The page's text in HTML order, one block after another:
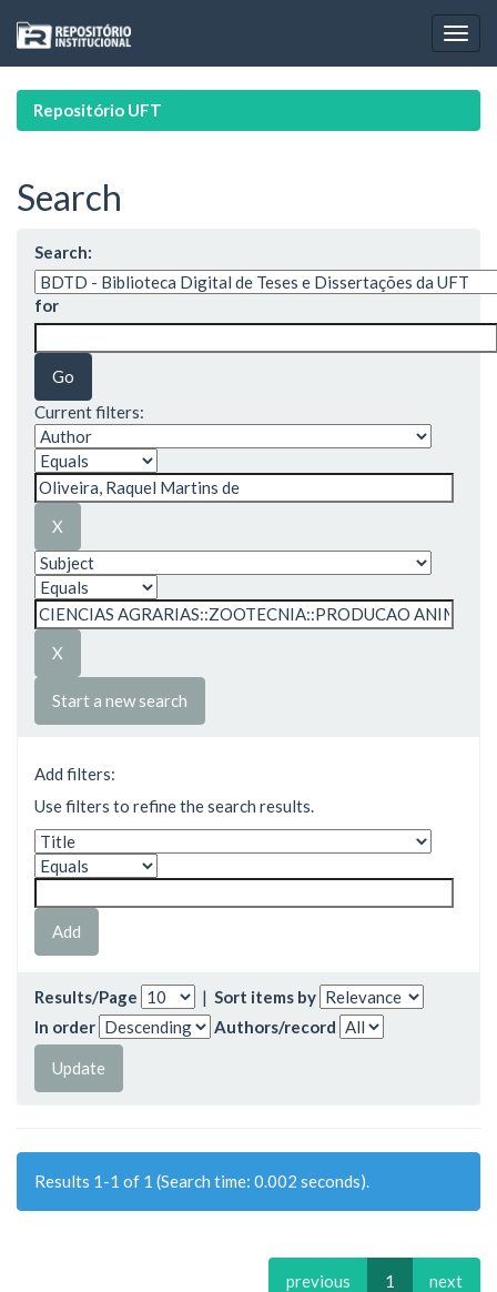
navigation
Repositório UFT
Search
Search:
for
Current filters:
Start a new search
Add filters:
Use filters to refine the search results.
Results/Page | Sort items by
In order
Authors/record
Results 1-1 of 1 (Search time: 0.002 seconds).
previous 1 next